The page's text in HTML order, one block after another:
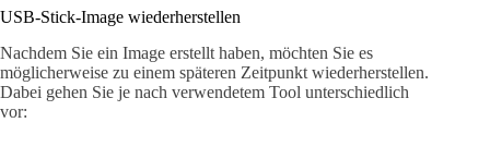
USB-Stick-Image wiederherstellen
Nachdem Sie ein Image erstellt haben, möchten Sie es
möglicherweise zu einem späteren Zeitpunkt wiederherstellen.
Dabei gehen Sie je nach verwendetem Tool unterschiedlich
vor: